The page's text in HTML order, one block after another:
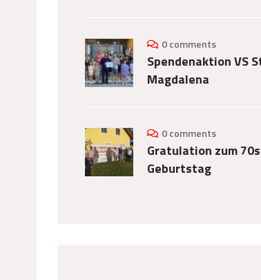
0 comments
Spendenaktion VS
Magdalena
0 comments
Gratulation zum
Geburtstag